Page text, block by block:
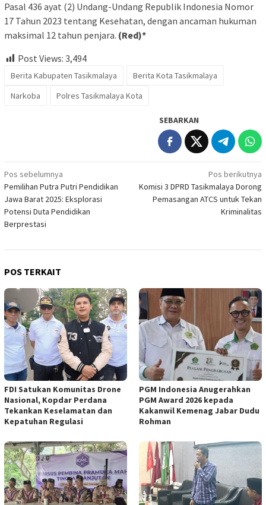
Pasal 436 ayat (2) Undang-Undang Republik Indonesia Nomor
17 Tahun 2023 tentang Kesehatan, dengan ancaman hukuman
maksimal 12 tahun penjara. (Red)*
Post Views: 3,494
Berita Kabupaten Tasikmalaya
Berita Kota Tasikmalaya
Narkoba
Polres Tasikmalaya Kota
SEBARKAN
Navigasi
pos
Pos sebelumnya
Pemilihan Putra Putri Pendidikan
Jawa Barat 2025: Eksplorasi
Potensi Duta Pendidikan
Berprestasi
Pos berikutnya
Komisi 3 DPRD Tasikmalaya Dorong
Pemasangan ATCS untuk Tekan
Kriminalitas
POS TERKAIT
FDI Satukan Komunitas Drone
Nasional, Kopdar Perdana
Tekankan Keselamatan dan
Kepatuhan Regulasi
PGM Indonesia Anugerahkan
PGM Award 2026 kepada
Kakanwil Kemenag Jabar Dudu
Rohman